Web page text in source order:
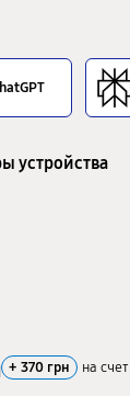
устройства
+ 370 грн на счет